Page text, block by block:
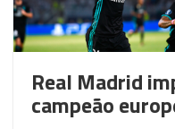
Real Madrid
campeão